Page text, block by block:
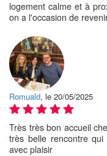
logement calme et à
on a l'occasion de
Romuald, le 20/05/2025
Très très bon accueil
très belle rencontre
avec plaisir